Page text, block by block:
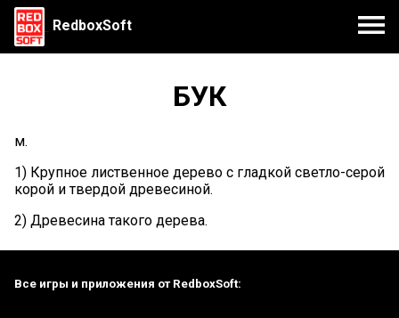
RedboxSoft
БУК
м.
1) Крупное лиственное дерево с гладкой светло-серой
корой и твердой древесиной.
2) Древесина такого дерева.
Все игры и приложения от RedboxSoft: